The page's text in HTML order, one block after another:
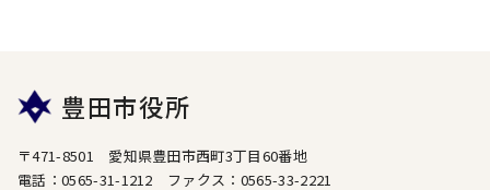
豊田市役所
〒471-8501 愛知県豊田市西町3丁目60番地
電話：0565-31-1212 ファクス：0565-33-2221